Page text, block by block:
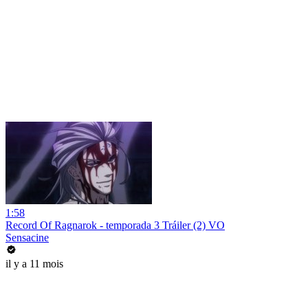
1:58
Record Of Ragnarok - temporada 3 Tráiler (2) VO
Sensacine
il y a 11 mois